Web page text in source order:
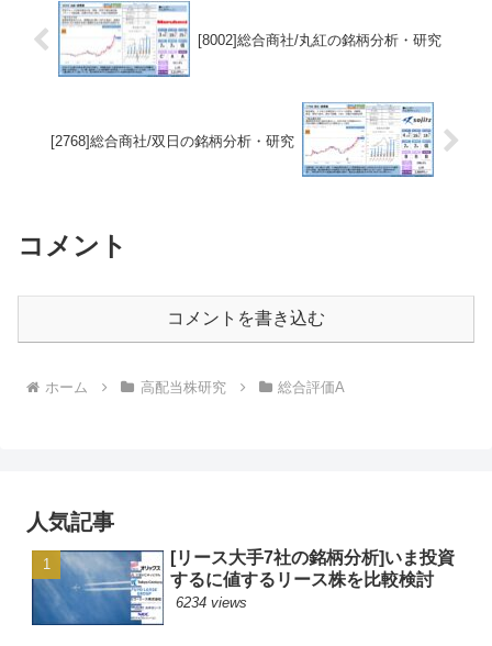
[8002]総合商社/丸紅の銘柄分析・研究
[2768]総合商社/双日の銘柄分析・研究
コメント
コメントを書き込む
ホーム 高配当株研究 総合評価A
人気記事
[リース大手7社の銘柄分析]いま投資
するに値するリース株を比較検討
6234 views